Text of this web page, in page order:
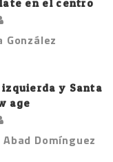
en el centro
González
y Santa
age
Domínguez